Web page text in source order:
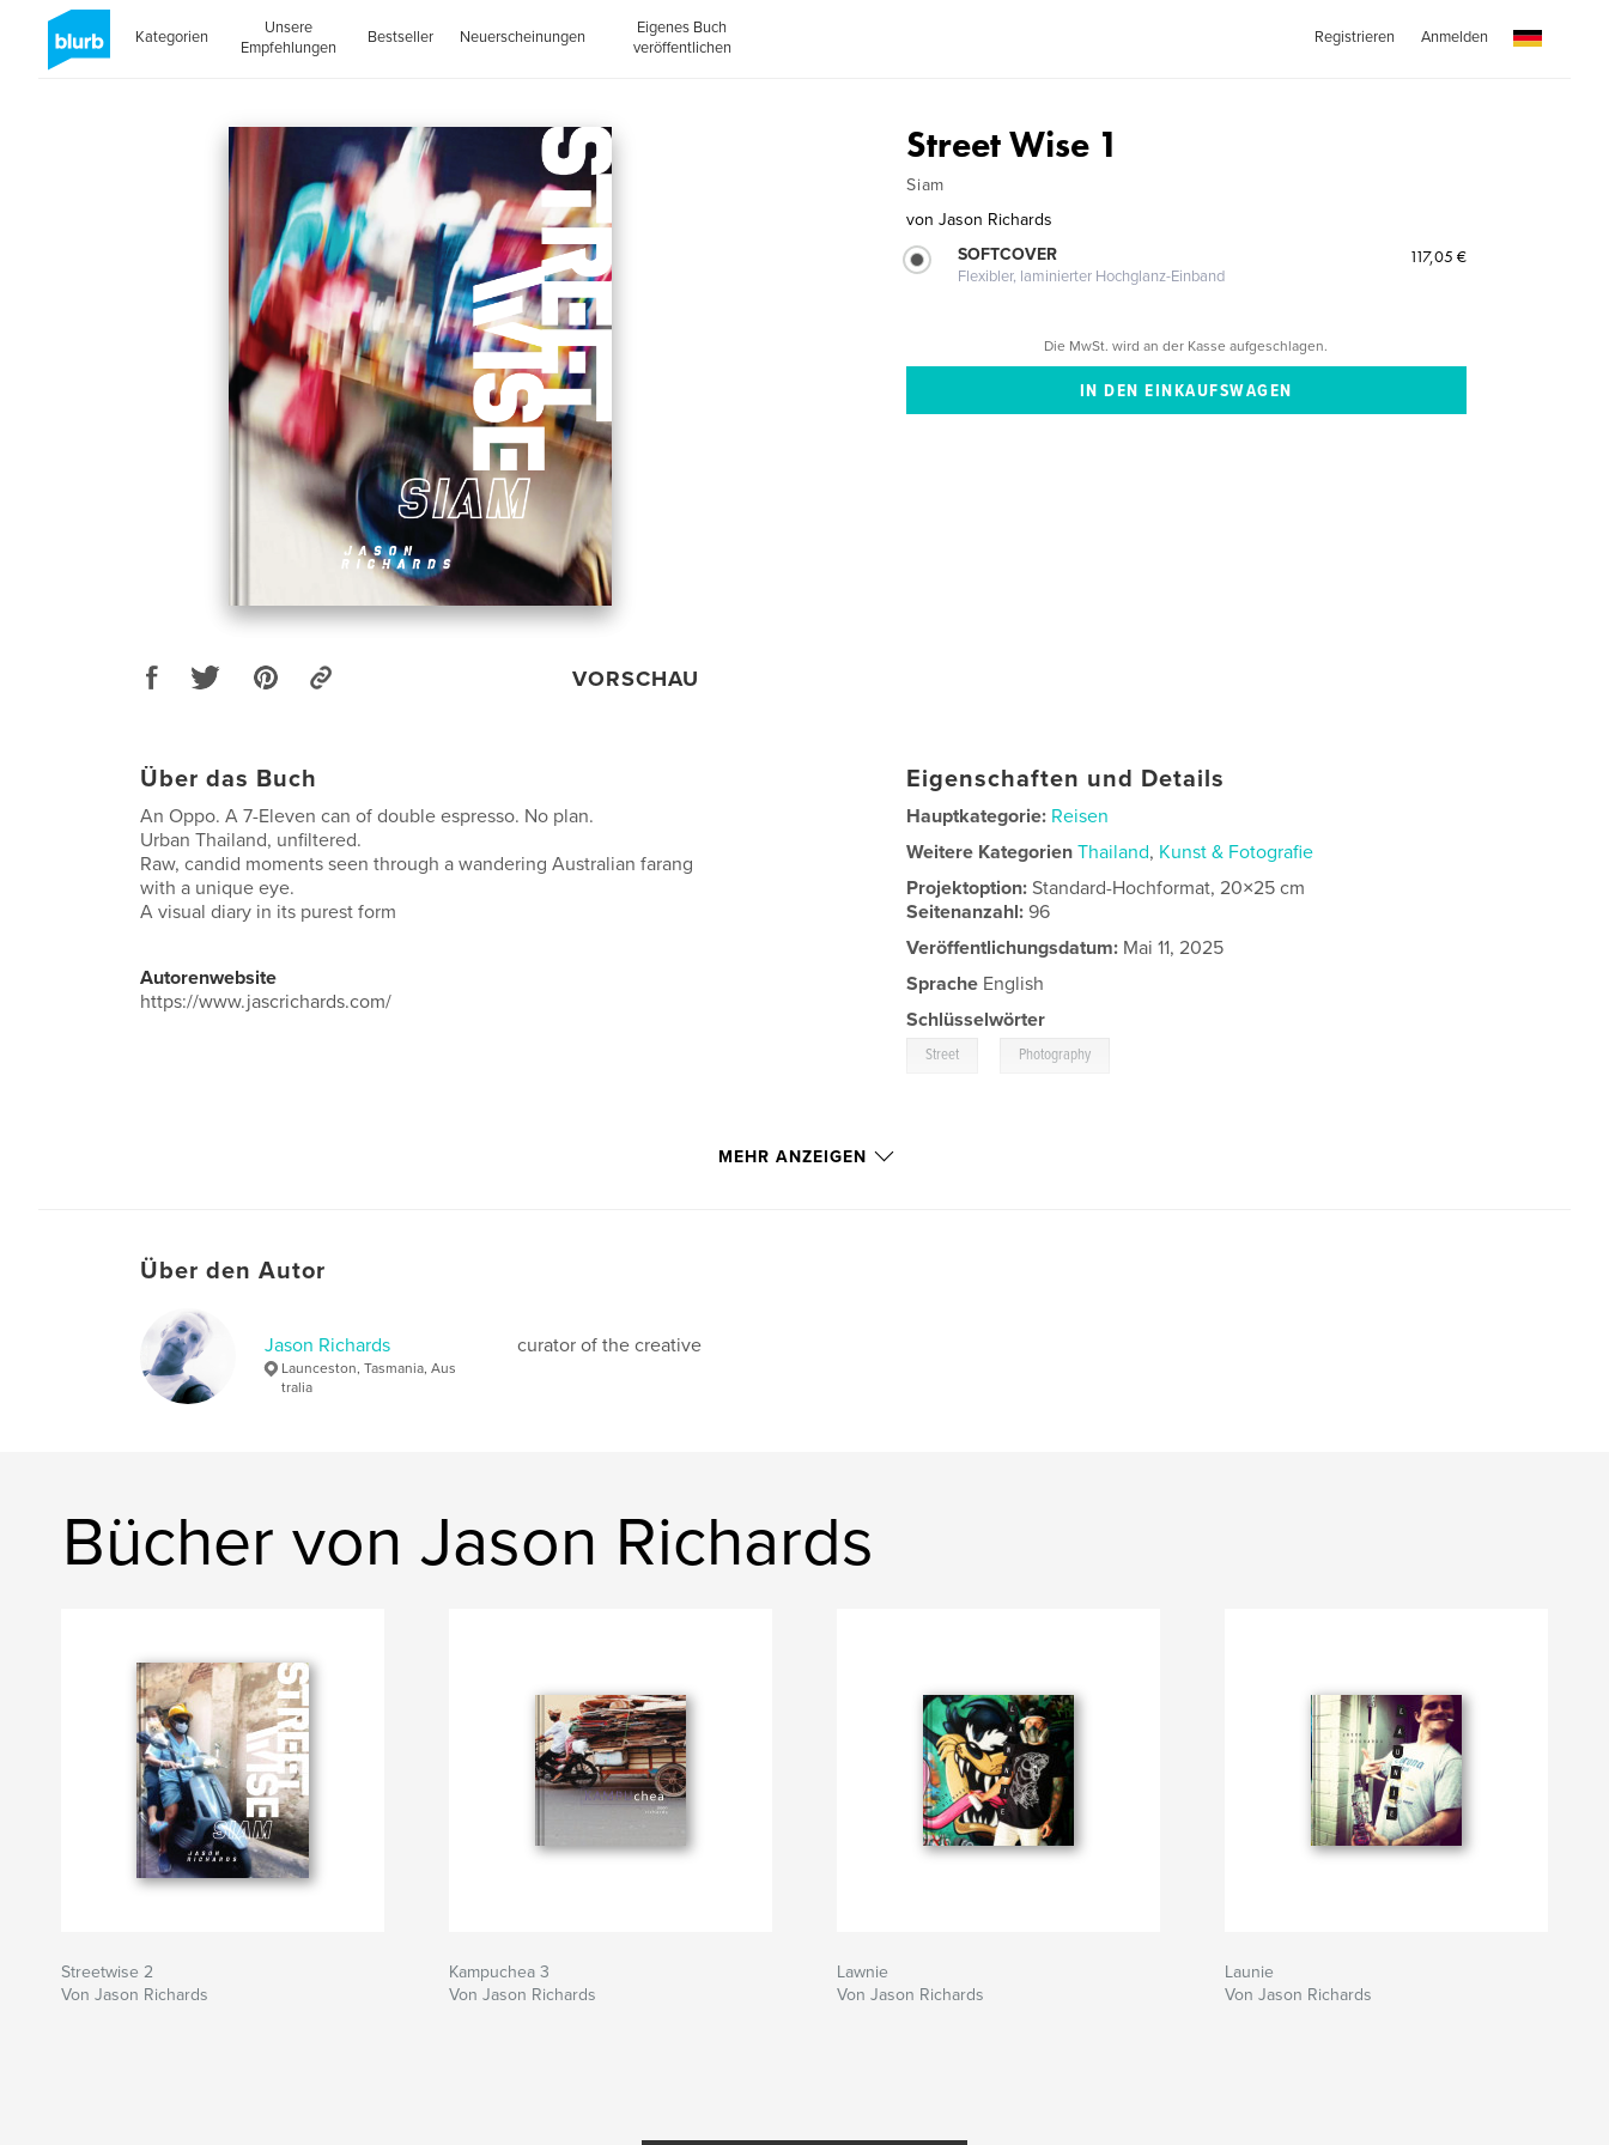
Kategorien
Unsere
Empfehlungen
Bestseller Neuerscheinungen
Eigenes Buch
veröffentlichen
Registrieren Anmelden
VORSCHAU
Street Wise 1
Siam
von Jason Richards
SOFTCOVER
Flexibler, laminierter Hochglanz-Einband
117,05 €
Die MwSt. wird an der Kasse aufgeschlagen.
Über das Buch
An Oppo. A 7-Eleven can of double espresso. No plan.
Urban Thailand, unfiltered.
Raw, candid moments seen through a wandering Australian farang
with a unique eye.
A visual diary in its purest form
Autorenwebsite
https://www.jascrichards.com/
Eigenschaften und Details
Hauptkategorie: Reisen
Weitere Kategorien Thailand, Kunst & Fotografie
Projektoption:Standard-Hochformat, 20×25 cm
Seitenanzahl:96
Veröffentlichungsdatum: Mai 11, 2025
Sprache English
Schlüsselwörter
Street Photography
MEHR ANZEIGEN
Über den Autor
Jason Richards
Launceston, Tasmania, Aus
tralia
curator of the creative
Bücher von Jason Richards
Streetwise 2
Von Jason Richards
Kampuchea 3
Von Jason Richards
Lawnie
Von Jason Richards
Launie
Von Jason Richards